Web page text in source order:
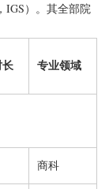
IGS）。其全部院
长 专业领域
商科